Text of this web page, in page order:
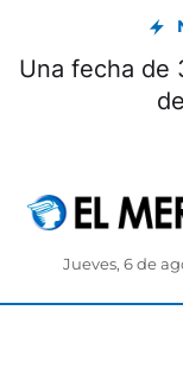
Una fecha de
Jueves, 6 de